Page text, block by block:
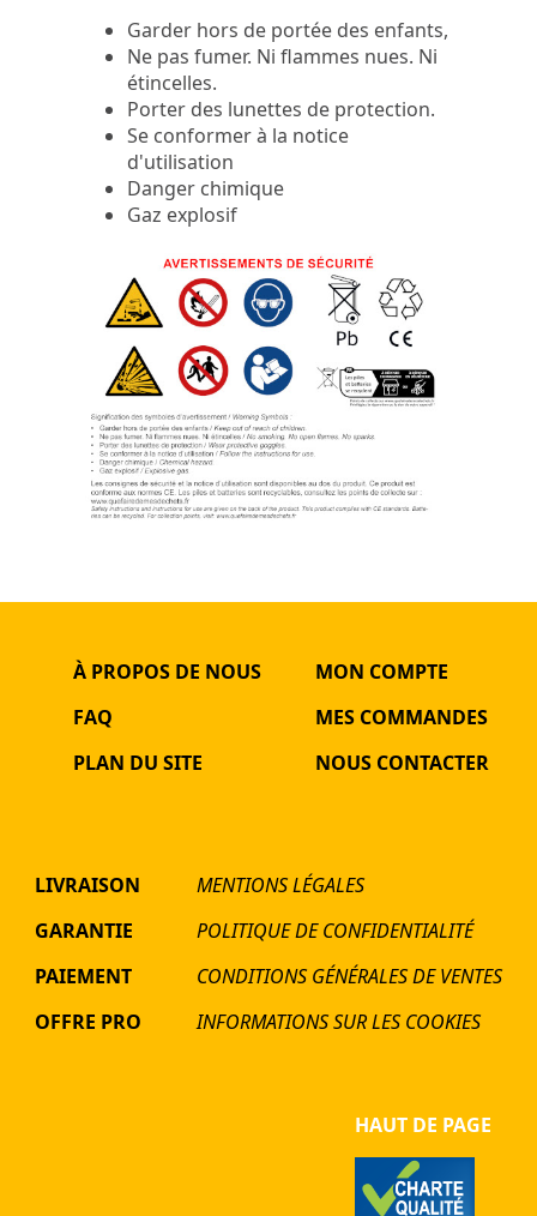
Garder hors de portée des enfants,
Ne pas fumer. Ni flammes nues. Ni
étincelles.
Porter des lunettes de protection.
Se conformer à la notice
d'utilisation
Danger chimique
Gaz explosif
À PROPOS DE NOUS
FAQ
PLAN DU SITE
MON COMPTE
MES COMMANDES
NOUS CONTACTER
LIVRAISON
GARANTIE
PAIEMENT
OFFRE PRO
MENTIONS LÉGALES
POLITIQUE DE CONFIDENTIALITÉ
CONDITIONS GÉNÉRALES DE VENTES
INFORMATIONS SUR LES COOKIES
HAUT DE PAGE